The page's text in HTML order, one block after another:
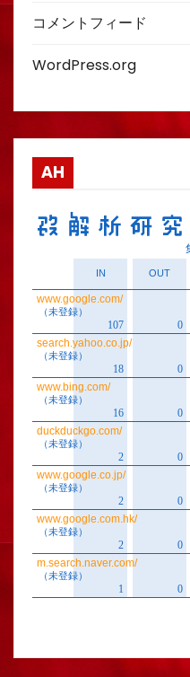
コメントフィード
WordPress.org
AH